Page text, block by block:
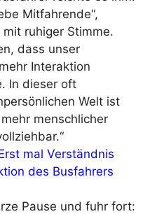
Mitfahrende“,
ruhiger Stimme.
dass unser
Interaktion
In dieser oft
Welt ist
menschlicher
mal Verständnis
des Busfahrers
Pause und fuhr fort: